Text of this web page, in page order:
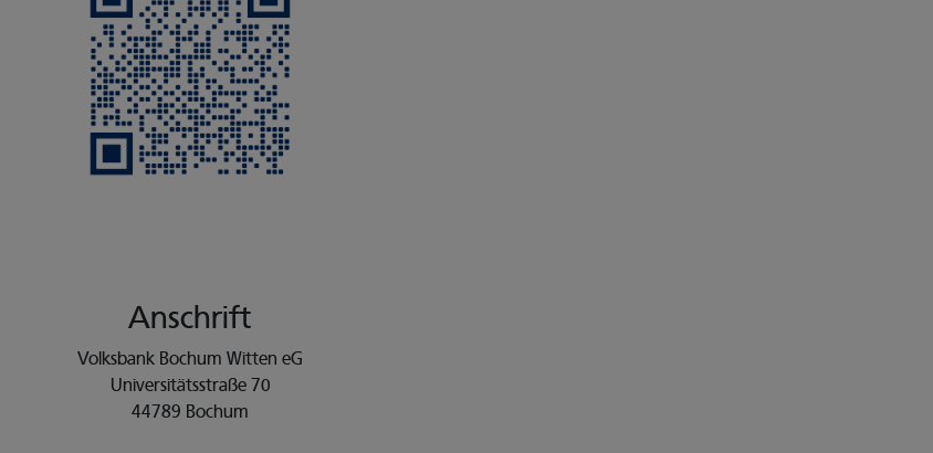
Anschrift
Volksbank Bochum Witten eG
Universitätsstraße 70
44789 Bochum